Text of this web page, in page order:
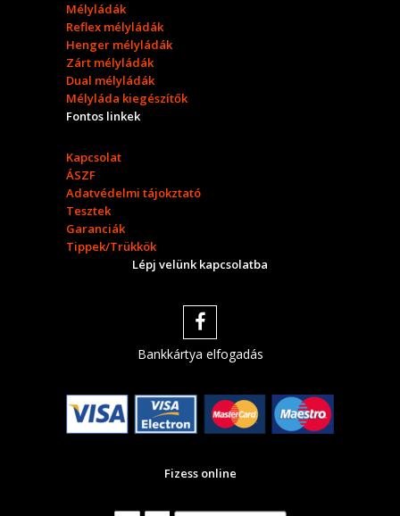
Mélyládák
Reflex mélyládák
Henger mélyládák
Zárt mélyládák
Dual mélyládák
Mélyláda kiegészítők
Fontos linkek
Kapcsolat
ÁSZF
Adatvédelmi tájokztató
Tesztek
Garanciák
Tippek/Trükkök
Lépj velünk kapcsolatba
Bankkártya elfogadás
Fizess online